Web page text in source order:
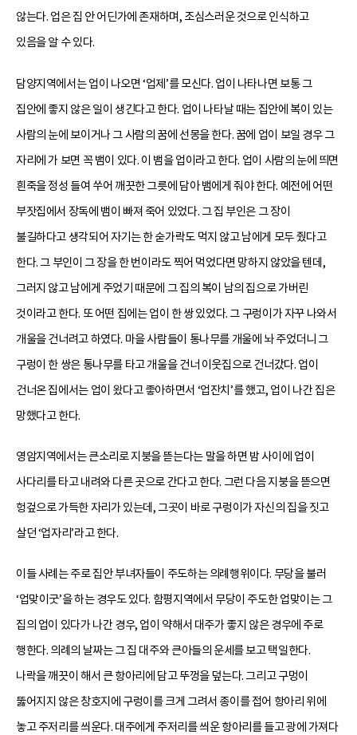
않는다. 업은 집 안 어딘가에 존재하며, 조심스러운 것으로 인식하고
있음을 알 수 있다.
담양지역에서는 업이 나오면 ‘업제’를 모신다. 업이 나타나면 보통 그
집안에 좋지 않은 일이 생긴다고 한다. 업이 나타날 때는 집안에 복이 있는
사람의 눈에 보이거나 그 사람의 꿈에 선몽을 한다. 꿈에 업이 보일 경우 그
자리에 가 보면 꼭 뱀이 있다. 이 뱀을 업이라고 한다. 업이 사람의 눈에 띄면
흰죽을 정성 들여 쑤어 깨끗한 그릇에 담아 뱀에게 줘야 한다. 예전에 어떤
부잣집에서 장독에 뱀이 빠져 죽어 있었다. 그 집 부인은 그 장이
불길하다고 생각되어 자기는 한 숟가락도 먹지 않고 남에게 모두 줬다고
한다. 그 부인이 그 장을 한 번이라도 찍어 먹었다면 망하지 않았을 텐데,
그러지 않고 남에게 주었기 때문에 그 집의 복이 남의 집으로 가버린
것이라고 한다. 또 어떤 집에는 업이 한 쌍 있었다. 그 구렁이가 자꾸 나와서
개울을 건너려고 하였다. 마을 사람들이 통나무를 개울에 놔 주었더니 그
구렁이 한 쌍은 통나무를 타고 개울을 건너 이웃집으로 건너갔다. 업이
건너온 집에서는 업이 왔다고 좋아하면서 ‘업잔치’를 했고, 업이 나간 집은
망했다고 한다.
영암지역에서는 큰소리로 지붕을 뜯는다는 말을 하면 밤 사이에 업이
사다리를 타고 내려와 다른 곳으로 간다고 한다. 그런 다음 지붕을 뜯으면
헝겊으로 가득한 자리가 있는데, 그곳이 바로 구렁이가 자신의 집을 짓고
살던 ‘업자리’라고 한다.
이들 사례는 주로 집안 부녀자들이 주도하는 의례행위이다. 무당을 불러
‘업맞이굿’을 하는 경우도 있다. 함평지역에서 무당이 주도한 업맞이는 그
집의 업이 있다가 나간 경우, 업이 약해서 대주가 좋지 않은 경우에 주로
행한다. 의례의 날짜는 그 집 대주와 큰아들의 운세를 보고 택일한다.
나락을 깨끗이 해서 큰 항아리에 담고 뚜껑을 덮는다. 그리고 구멍이
뚫어지지 않은 창호지에 구렁이를 크게 그려서 종이를 접어 항아리 위에
놓고 주저리를 씌운다. 대주에게 주저리를 씌운 항아리를 들고 광에 가져다